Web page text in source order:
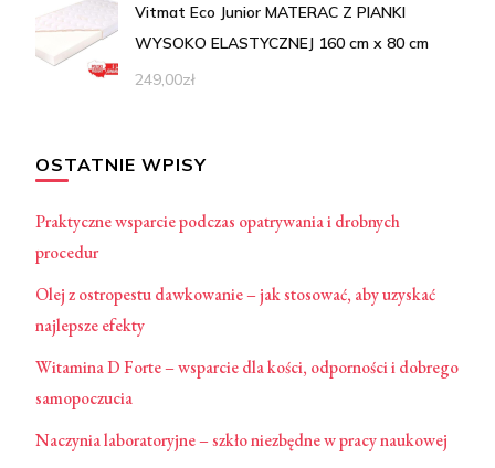
Vitmat Eco Junior MATERAC Z PIANKI
WYSOKO ELASTYCZNEJ 160 cm x 80 cm
249,00zł
OSTATNIE WPISY
Praktyczne wsparcie podczas opatrywania i drobnych
procedur
Olej z ostropestu dawkowanie – jak stosować, aby uzyskać
najlepsze efekty
Witamina D Forte – wsparcie dla kości, odporności i dobrego
samopoczucia
Naczynia laboratoryjne – szkło niezbędne w pracy naukowej